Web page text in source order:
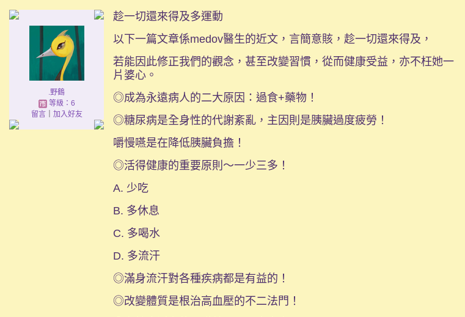
.野鶴
等級：6
留言｜ 加入好友
趁一切還來得及多運動
以下一篇文章係medov醫生的近文，言簡意賅，趁一切還來得及，
若能因此修正我們的觀念，甚至改變習慣，從而健康受益，亦不枉她一
片婆心。
◎成為永遠病人的二大原因：過食+藥物！
◎糖尿病是全身性的代謝紊亂，主因則是胰臟過度疲勞！
嚼慢嚥是在降低胰臟負擔！
◎活得健康的重要原則～一少三多！
A. 少吃
B. 多休息
C. 多喝水
D. 多流汗
◎滿身流汗對各種疾病都是有益的！
◎改變體質是根治高血壓的不二法門！